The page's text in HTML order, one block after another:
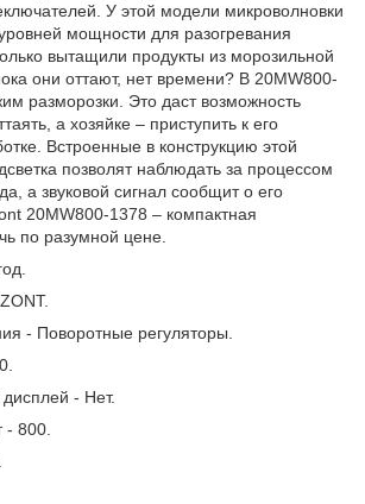
У этой модели микроволновки
мощности для разогревания
вытащили продукты из морозильной
они оттают, нет времени? В 20MW800-
разморозки. Это даст возможность
а хозяйке – приступить к его
Встроенные в конструкцию этой
позволят наблюдать за процессом
а звуковой сигнал сообщит о его
20MW800-1378 – компактная
по разумной цене.
- Поворотные регуляторы.
- Нет.
- 800.